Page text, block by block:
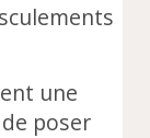
une
poser